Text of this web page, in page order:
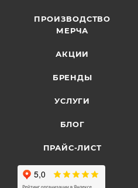
ПРОИЗВОДСТВО
МЕРЧА
АКЦИИ
БРЕНДЫ
УСЛУГИ
БЛОГ
ПРАЙС-ЛИСТ